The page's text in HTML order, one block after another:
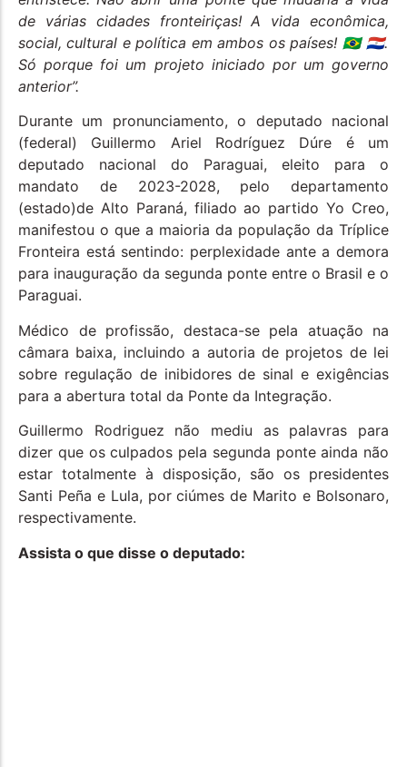
de várias cidades fronteiriças! A vida econômica,
social, cultural e política em ambos os países! 🇧🇷 🇵🇾.
Só porque foi um projeto iniciado por um governo
anterior”.
Durante um pronunciamento, o deputado nacional
(federal) Guillermo Ariel Rodríguez Dúre é um
deputado nacional do Paraguai, eleito para o
mandato de 2023-2028, pelo departamento
(estado)de Alto Paraná, filiado ao partido Yo Creo,
manifestou o que a maioria da população da Tríplice
Fronteira está sentindo: perplexidade ante a demora
para inauguração da segunda ponte entre o Brasil e o
Paraguai.
Médico de profissão, destaca-se pela atuação na
câmara baixa, incluindo a autoria de projetos de lei
sobre regulação de inibidores de sinal e exigências
para a abertura total da Ponte da Integração.
Guillermo Rodriguez não mediu as palavras para
dizer que os culpados pela segunda ponte ainda não
estar totalmente à disposição, são os presidentes
Santi Peña e Lula, por ciúmes de Marito e Bolsonaro,
respectivamente.
Assista o que disse o deputado: